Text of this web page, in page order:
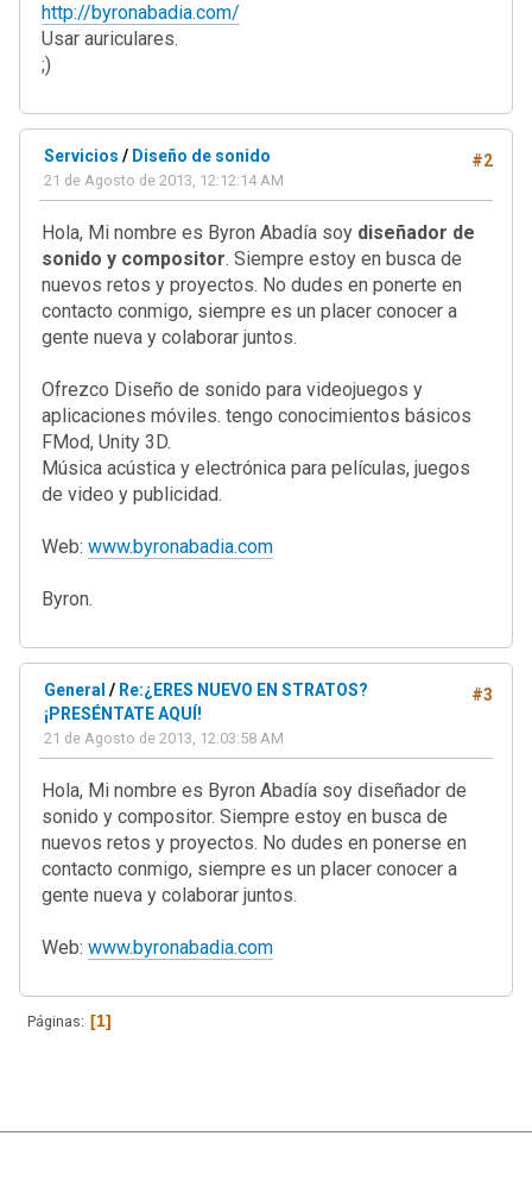
http://byronabadia.com/
Usar auriculares.
;)
#2
Servicios / Diseño de sonido
21 de Agosto de 2013, 12:12:14 AM
Hola, Mi nombre es Byron Abadía soy diseñador de
sonido y compositor. Siempre estoy en busca de
nuevos retos y proyectos. No dudes en ponerte en
contacto conmigo, siempre es un placer conocer a
gente nueva y colaborar juntos.
Ofrezco Diseño de sonido para videojuegos y
aplicaciones móviles. tengo conocimientos básicos
FMod, Unity 3D.
Música acústica y electrónica para películas, juegos
de video y publicidad.
Web: www.byronabadia.com
Byron.
#3
General / Re:¿ERES NUEVO EN STRATOS?
¡PRESÉNTATE AQUÍ!
21 de Agosto de 2013, 12:03:58 AM
Hola, Mi nombre es Byron Abadía soy diseñador de
sonido y compositor. Siempre estoy en busca de
nuevos retos y proyectos. No dudes en ponerse en
contacto conmigo, siempre es un placer conocer a
gente nueva y colaborar juntos.
Web: www.byronabadia.com
Páginas 1